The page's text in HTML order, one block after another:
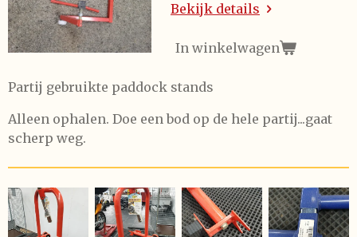
Bekijk details
In winkelwagen
Partij gebruikte paddock stands
Alleen ophalen. Doe een bod op de hele partij...gaat
scherp weg.